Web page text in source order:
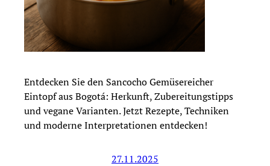
Entdecken Sie den Sancocho Gemüsereicher
Eintopf aus Bogotá: Herkunft, Zubereitungstipps
und vegane Varianten. Jetzt Rezepte, Techniken
und moderne Interpretationen entdecken!
27.11.2025